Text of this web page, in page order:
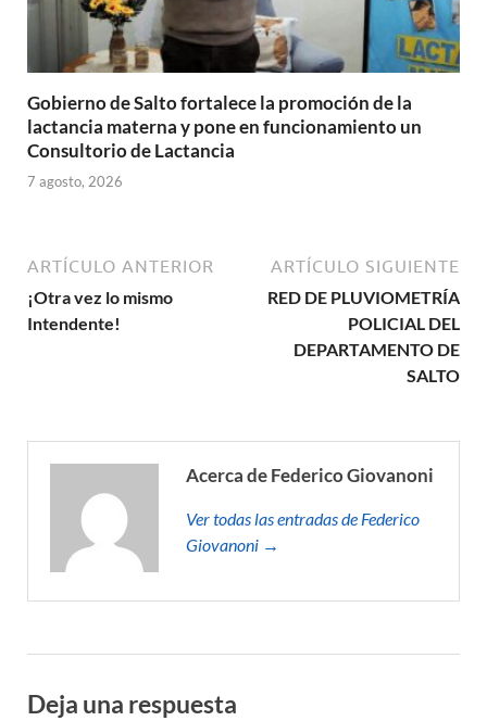
Gobierno de Salto fortalece la promoción de la
lactancia materna y pone en funcionamiento un
Consultorio de Lactancia
7 agosto, 2026
ARTÍCULO ANTERIOR
¡Otra vez lo mismo
Intendente!
ARTÍCULO SIGUIENTE
RED DE PLUVIOMETRÍA
POLICIAL DEL
DEPARTAMENTO DE
SALTO
Acerca de Federico Giovanoni
Ver todas las entradas de Federico
Giovanoni →
Deja una respuesta